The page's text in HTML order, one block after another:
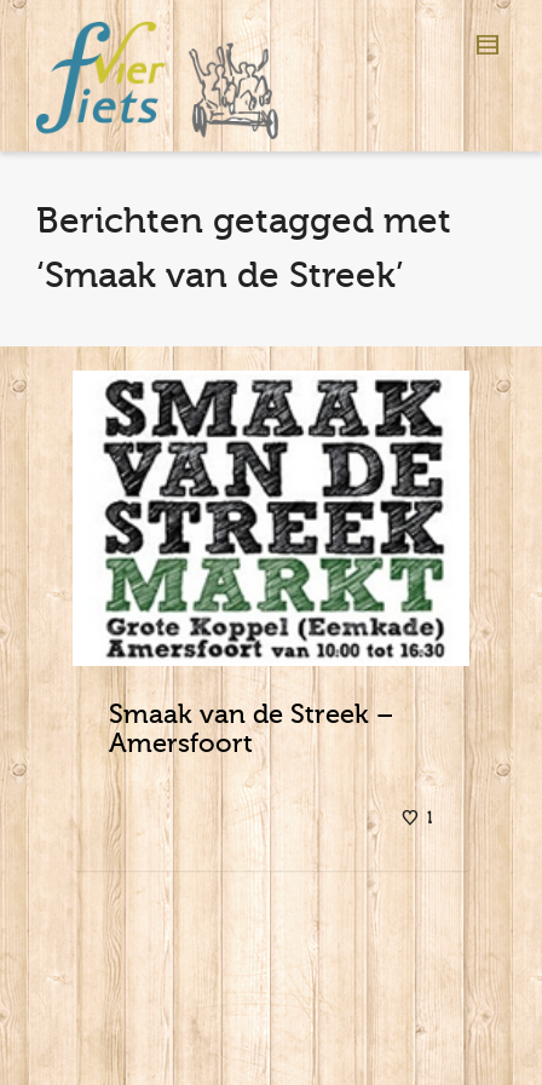
Berichten getagged met
‘Smaak van de Streek’
Smaak van de Streek –
Amersfoort
1